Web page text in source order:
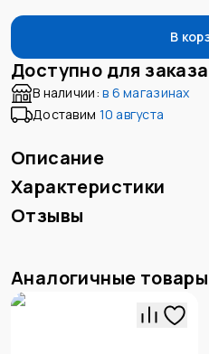
В
Доступно для заказа
В наличии: в 6 магазинах
Доставим 10 августа
Описание
Характеристики
Отзывы
Аналогичные товары